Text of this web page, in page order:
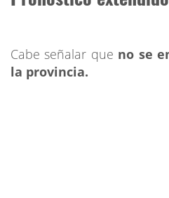
Cabe señalar que no se
la provincia.